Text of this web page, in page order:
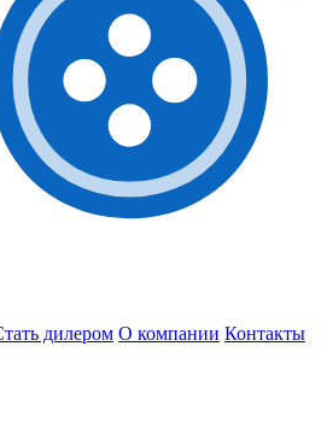
дилером О компании Контакты